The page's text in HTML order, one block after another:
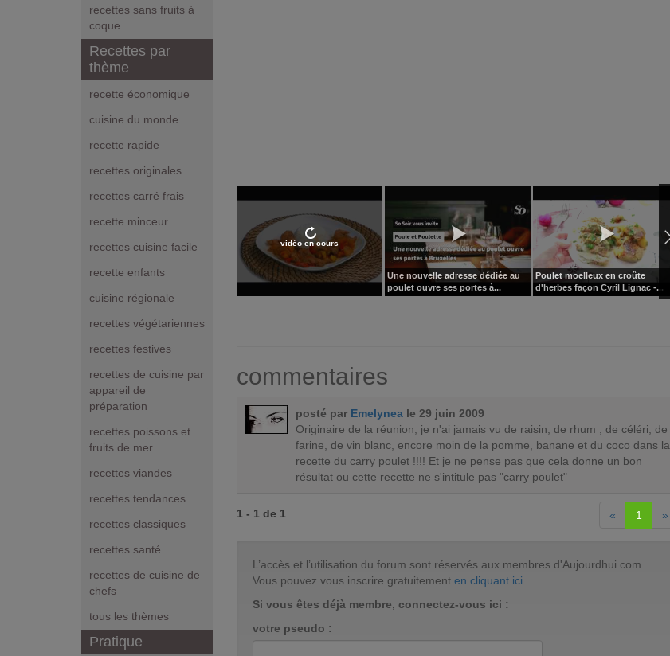
recettes sans fruits à
coque
Recettes par
thème
recette économique
cuisine du monde
recette rapide
recettes originales
recettes carré frais
recette minceur
recettes cuisine facile
recette enfants
cuisine régionale
recettes végétariennes
recettes festives
recettes de cuisine par
appareil de
préparation
recettes poissons et
fruits de mer
recettes viandes
recettes tendances
recettes classiques
recettes santé
recettes de cuisine de
chefs
tous les thèmes
Pratique
vidéo en cours
Une nouvelle adresse dédiée au
poulet ouvre ses portes à...
Poulet moelleux en croûte
d'herbes façon Cyril Lignac -...
commentaires
posté par Emelynea le 29 juin 2009
Originaire de la réunion, je n'ai jamais vu de raisin, de rhum , de céléri, de
farine, de vin blanc, encore moin de la pomme, banane et du coco dans la
recette du carry poulet !!!! Et je ne pense pas que cela donne un bon
résultat ou cette recette ne s'intitule pas "carry poulet"
1 - 1 de 1 « 1 »
L’accès et l’utilisation du forum sont réservés aux membres d'Aujourdhui.com.
Vous pouvez vous inscrire gratuitement en cliquant ici
Si vous êtes déjà membre, connectez-vous ici :
votre pseudo :